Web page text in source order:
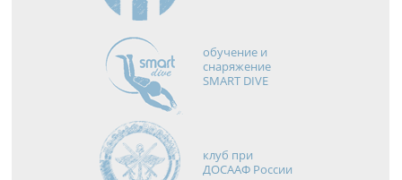
обучение и
снаряжение
SMART DIVE
клуб при
ДОСААФ России